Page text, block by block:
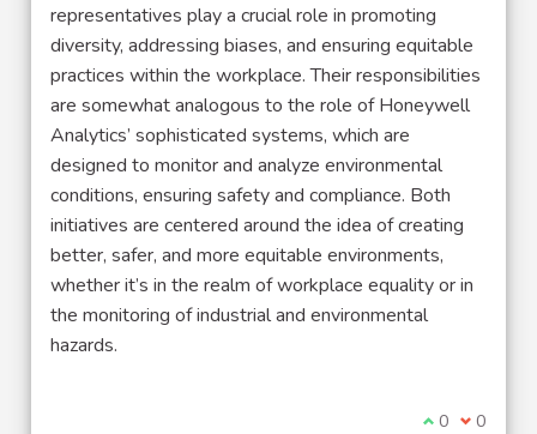
representatives play a crucial role in promoting
diversity, addressing biases, and ensuring equitable
practices within the workplace. Their responsibilities
are somewhat analogous to the role of Honeywell
Analytics’ sophisticated systems, which are
designed to monitor and analyze environmental
conditions, ensuring safety and compliance. Both
initiatives are centered around the idea of creating
better, safer, and more equitable environments,
whether it’s in the realm of workplace equality or in
the monitoring of industrial and environmental
hazards.
Je suis
0 Je ne
0